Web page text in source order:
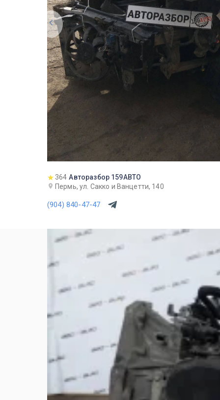
364 Авторазбор 159АВТО
Пермь, ул. Сакко и Ванцетти, 140
(904) 840-47-47